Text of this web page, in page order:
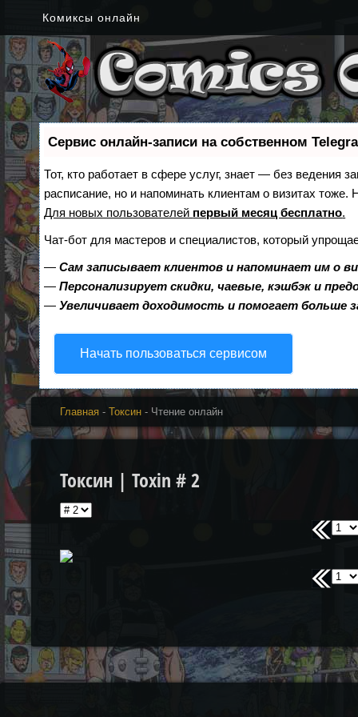
Комиксы онлайн
Сервис онлайн-записи на собственном
Тот, кто работает в сфере услуг, знает — без ведения
расписание, но и напоминать клиентам о визитах
Для новых пользователей первый месяц бесплатно.
Чат-бот для мастеров и специалистов, который
—Сам записывает клиентов и напоминает им о
—Персонализирует скидки, чаевые, кэшбэк и
—Увеличивает доходимость и помогает больше
Начать пользоваться сервисом
Главная -Токсин - Чтение онлайн
Токсин | Toxin # 2